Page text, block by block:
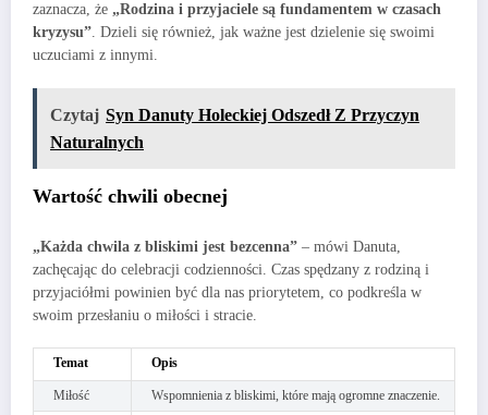
zaznacza, że „Rodzina i przyjaciele są fundamentem w czasach
kryzysu”. Dzieli się również, jak ważne jest dzielenie się swoimi
uczuciami z innymi.
Czytaj Syn Danuty Holeckiej Odszedł Z Przyczyn
Naturalnych
Wartość chwili obecnej
„Każda chwila z bliskimi jest bezcenna” – mówi Danuta,
zachęcając do celebracji codzienności. Czas spędzany z rodziną i
przyjaciółmi powinien być dla nas priorytetem, co podkreśla w
swoim przesłaniu o miłości i stracie.
Temat Opis
Miłość
Wspomnienia z bliskimi, które mają ogromne znaczenie.